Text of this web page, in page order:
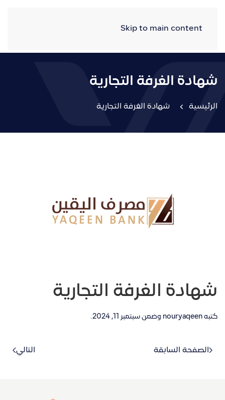
Skip to main content
شهادة الغرفة التجارية
الرئيسية شهادة الغرفة التجارية
شهادة الغرفة التجارية
كتبه nouryaqeen وضمن سبتمبر 11, 2024 .
الصفحة السابقة التالي